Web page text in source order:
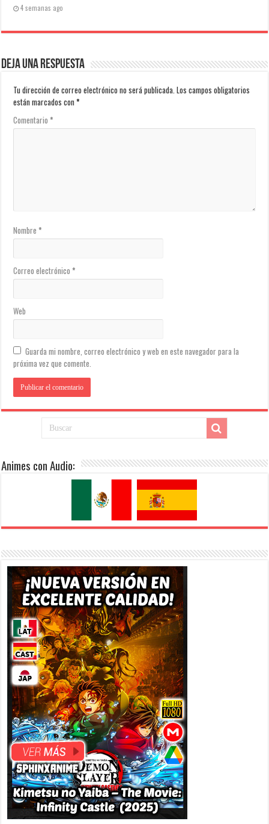
4 semanas ago
Deja una respuesta
Tu dirección de correo electrónico no será publicada. Los campos obligatorios
están marcados con*
Comentario*
Nombre*
Correo electrónico*
Web
Guarda mi nombre, correo electrónico y web en este navegador para la
próxima vez que comente.
Animes con Audio: